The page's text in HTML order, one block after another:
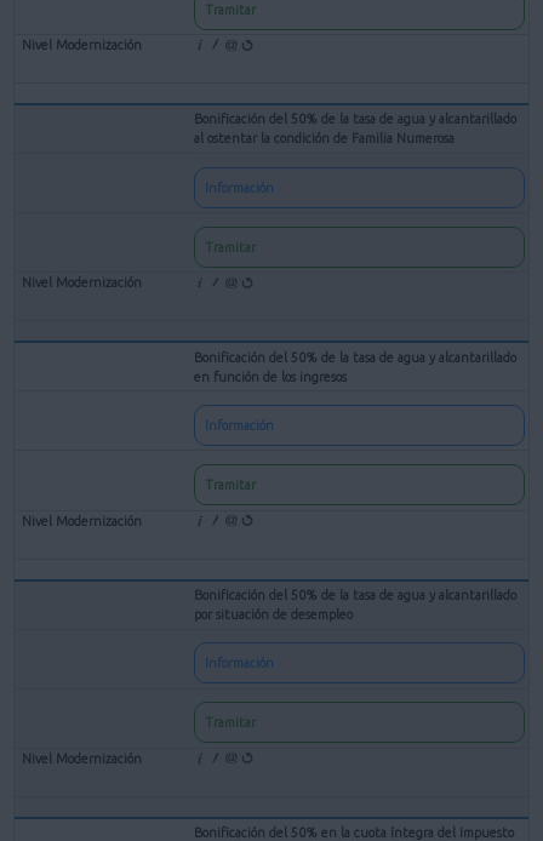
Tramitar
Bonificación del 50% de la tasa de agua y alcantarillado
al ostentar la condición de Familia Numerosa
Información
Tramitar
Bonificación del 50% de la tasa de agua y alcantarillado
en función de los ingresos
Información
Tramitar
Bonificación del 50% de la tasa de agua y alcantarillado
por situación de desempleo
Información
Tramitar
Bonificación del 50% en la cuota íntegra del Impuesto